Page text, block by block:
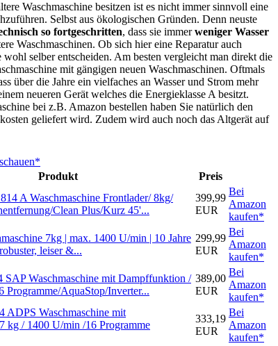
Waschmaschine besitzen ist es nicht immer sinnvoll eine
Selbst aus ökologischen Gründen. Denn neuste
so fortgeschritten, dass sie immerweniger Wasser
Waschmaschinen. Ob sich hier eine Reparatur auch
selber entscheiden. Am besten vergleicht man direkt die
mit gängigen neuen Waschmaschinen. Oftmals
über die Jahre ein vielfaches an Wasser und Strom mehr
neueren Gerät welches die Energieklasse A besitzt.
bei z.B. Amazon bestellen haben Sie natürlich den
geliefert wird. Zudem wird auch noch das Altgerät auf
Produkt Preis
A Waschmaschine Frontlader/ 8kg/
Clean Plus/Kurz 45'...
399,99
EUR
Bei
Amazon
kaufen*
7kg | max. 1400 U/min | 10 Jahre
leiser &...
299,99
EUR
Bei
Amazon
kaufen*
SAP Waschmaschine mit Dampffunktion /
Programme/AquaStop/Inverter...
389,00
EUR
Bei
Amazon
kaufen*
ADPS Waschmaschine mit
kg / 1400 U/min /16 Programme
333,19
EUR
Bei
Amazon
kaufen*